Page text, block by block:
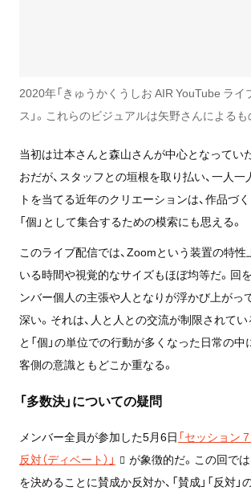
2020年「きゅうかくうしお AIR YouTube ライ
ス」。これらのビジュアルは矢野さんによるも
当初は辻󠄀本さんと森山さんが中心となってい
おだが、スタッフとの垣根を取り払い、一人
トを当てる近年のクリエーションは、作品づく
「個」として集合するための模索にも思える。
このライブ配信では、Zoomという装置の特性
いる時間や視覚的なサイズもほぼ均等だ。回
ンバー個人の主張や人となりが浮かび上がっ
深い。それは、人と人との交流が制限されてい
と「個」の単位での行動が多くなった日常の
客側の意識ともどこか重なる。
「多数決」についての疑問
メンバー全員が参加した5月6日 「セッション
反対（ディベート）」
が象徴的だ。この回では
を決めることに賛成か反対か、「賛成」「反対